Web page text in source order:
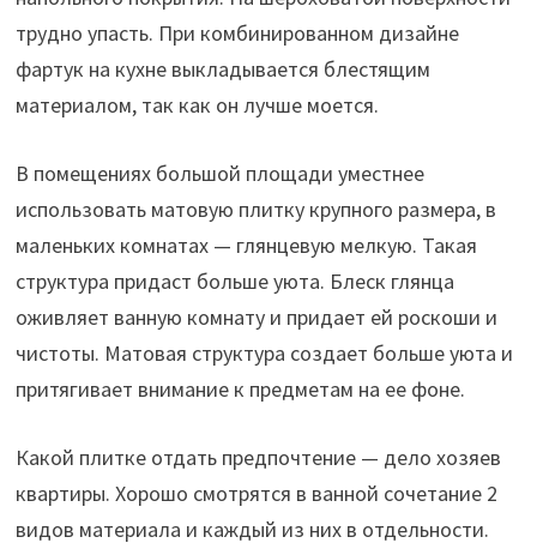
трудно упасть. При комбинированном дизайне
фартук на кухне выкладывается блестящим
материалом, так как он лучше моется.
В помещениях большой площади уместнее
использовать матовую плитку крупного размера, в
маленьких комнатах — глянцевую мелкую. Такая
структура придаст больше уюта. Блеск глянца
оживляет ванную комнату и придает ей роскоши и
чистоты. Матовая структура создает больше уюта и
притягивает внимание к предметам на ее фоне.
Какой плитке отдать предпочтение — дело хозяев
квартиры. Хорошо смотрятся в ванной сочетание 2
видов материала и каждый из них в отдельности.